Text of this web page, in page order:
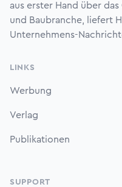
aus erster Hand über
und Baubranche, liefert
Unternehmens-
LINKS
Werbung
Verlag
Publikationen
SUPPORT